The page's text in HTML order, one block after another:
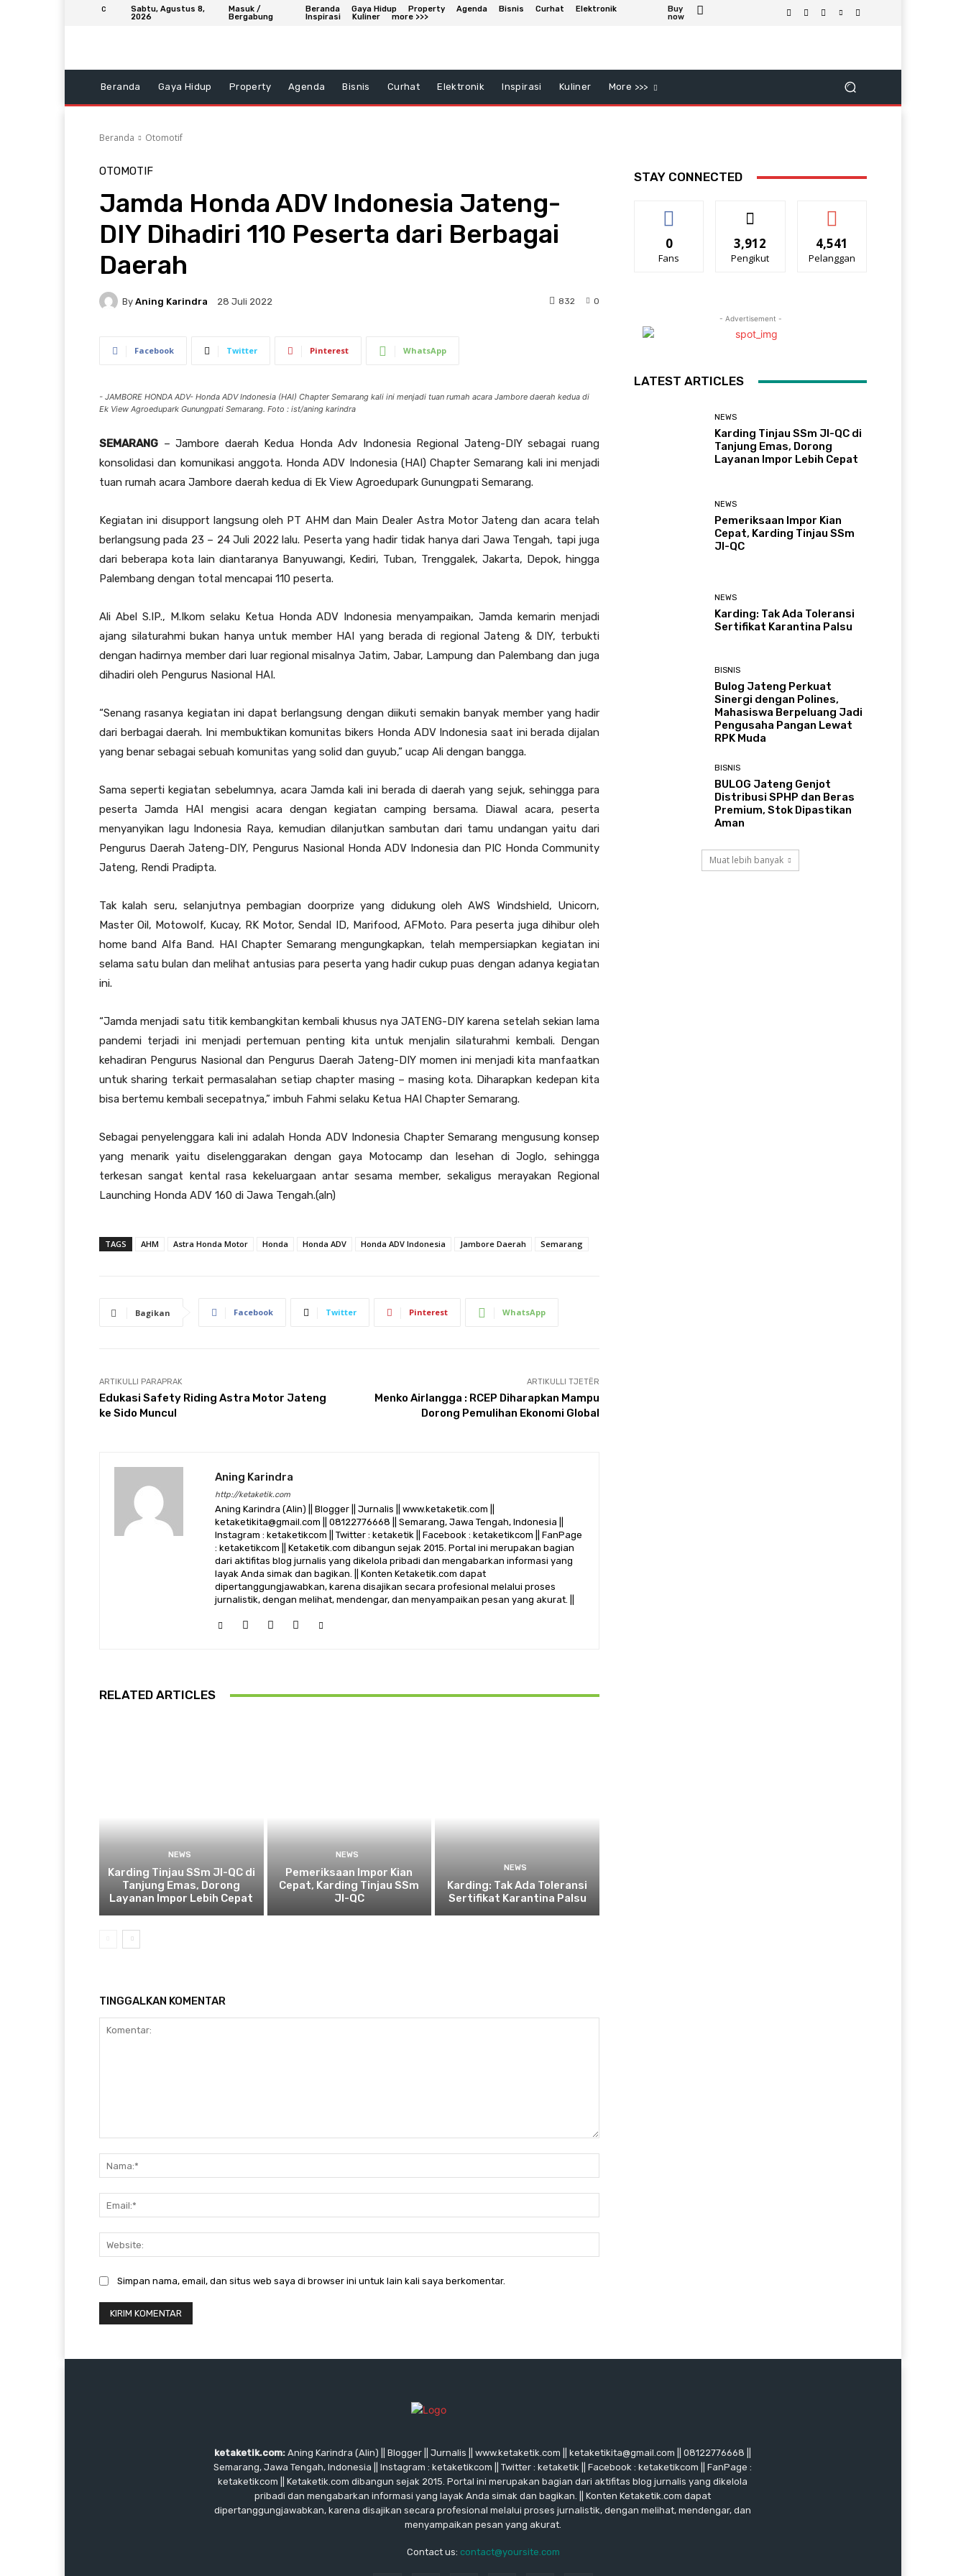
C
Sabtu, Agustus 8,
2026
Masuk /
Bergabung
Beranda Gaya Hidup Property Agenda Bisnis Curhat
Elektronik
Inspirasi
Kuliner more >>>
Buy
now
Beranda Gaya Hidup Property Agenda Bisnis Curhat Elektronik Inspirasi Kuliner More >>>
Beranda Otomotif
OTOMOTIF
Jamda Honda ADV Indonesia Jateng-
DIY Dihadiri 110 Peserta dari Berbagai
Daerah
By Aning Karindra 28 Juli 2022 0
832
Facebook Twitter Pinterest WhatsApp
- JAMBORE HONDA ADV- Honda ADV Indonesia (HAI) Chapter Semarang kali ini menjadi tuan rumah acara Jambore daerah kedua di
Ek View Agroedupark Gunungpati Semarang. Foto : ist/aning karindra
SEMARANG – Jambore daerah Kedua Honda Adv Indonesia Regional Jateng-DIY sebagai ruang
konsolidasi dan komunikasi anggota. Honda ADV Indonesia (HAI) Chapter Semarang kali ini menjadi
tuan rumah acara Jambore daerah kedua di Ek View Agroedupark Gunungpati Semarang.
Kegiatan ini disupport langsung oleh PT AHM dan Main Dealer Astra Motor Jateng dan acara telah
berlangsung pada 23 – 24 Juli 2022 lalu. Peserta yang hadir tidak hanya dari Jawa Tengah, tapi juga
dari beberapa kota lain diantaranya Banyuwangi, Kediri, Tuban, Trenggalek, Jakarta, Depok, hingga
Palembang dengan total mencapai 110 peserta.
Ali Abel S.IP., M.Ikom selaku Ketua Honda ADV Indonesia menyampaikan, Jamda kemarin menjadi
ajang silaturahmi bukan hanya untuk member HAI yang berada di regional Jateng & DIY, terbukti
dengan hadirnya member dari luar regional misalnya Jatim, Jabar, Lampung dan Palembang dan juga
dihadiri oleh Pengurus Nasional HAI.
“Senang rasanya kegiatan ini dapat berlangsung dengan diikuti semakin banyak member yang hadir
dari berbagai daerah. Ini membuktikan komunitas bikers Honda ADV Indonesia saat ini berada dijalan
yang benar sebagai sebuah komunitas yang solid dan guyub,” ucap Ali dengan bangga.
Sama seperti kegiatan sebelumnya, acara Jamda kali ini berada di daerah yang sejuk, sehingga para
peserta Jamda HAI mengisi acara dengan kegiatan camping bersama. Diawal acara, peserta
menyanyikan lagu Indonesia Raya, kemudian dilanjutkan sambutan dari tamu undangan yaitu dari
Pengurus Daerah Jateng-DIY, Pengurus Nasional Honda ADV Indonesia dan PIC Honda Community
Jateng, Rendi Pradipta.
Tak kalah seru, selanjutnya pembagian doorprize yang didukung oleh AWS Windshield, Unicorn,
Master Oil, Motowolf, Kucay, RK Motor, Sendal ID, Marifood, AFMoto. Para peserta juga dihibur oleh
home band Alfa Band. HAI Chapter Semarang mengungkapkan, telah mempersiapkan kegiatan ini
selama satu bulan dan melihat antusias para peserta yang hadir cukup puas dengan adanya kegiatan
ini.
“Jamda menjadi satu titik kembangkitan kembali khusus nya JATENG-DIY karena setelah sekian lama
pandemi terjadi ini menjadi pertemuan penting kita untuk menjalin silaturahmi kembali. Dengan
kehadiran Pengurus Nasional dan Pengurus Daerah Jateng-DIY momen ini menjadi kita manfaatkan
untuk sharing terkait permasalahan setiap chapter masing – masing kota. Diharapkan kedepan kita
bisa bertemu kembali secepatnya,” imbuh Fahmi selaku Ketua HAI Chapter Semarang.
Sebagai penyelenggara kali ini adalah Honda ADV Indonesia Chapter Semarang mengusung konsep
yang menarik yaitu diselenggarakan dengan gaya Motocamp dan lesehan di Joglo, sehingga
terkesan sangat kental rasa kekeluargaan antar sesama member, sekaligus merayakan Regional
Launching Honda ADV 160 di Jawa Tengah.(aln)
TAGS AHM Astra Honda Motor Honda Honda ADV Honda ADV Indonesia Jambore Daerah Semarang
Bagikan Facebook Twitter Pinterest WhatsApp
ARTIKULLI PARAPRAK
Edukasi Safety Riding Astra Motor Jateng
ke Sido Muncul
ARTIKULLI TJETËR
Menko Airlangga : RCEP Diharapkan Mampu
Dorong Pemulihan Ekonomi Global
Aning Karindra
http://ketaketik.com
Aning Karindra (Alin) || Blogger || Jurnalis || www.ketaketik.com ||
ketaketikita@gmail.com || 08122776668 || Semarang, Jawa Tengah, Indonesia ||
Instagram : ketaketikcom || Twitter : ketaketik || Facebook : ketaketikcom || FanPage
: ketaketikcom || Ketaketik.com dibangun sejak 2015. Portal ini merupakan bagian
dari aktifitas blog jurnalis yang dikelola pribadi dan mengabarkan informasi yang
layak Anda simak dan bagikan. || Konten Ketaketik.com dapat
dipertanggungjawabkan, karena disajikan secara profesional melalui proses
jurnalistik, dengan melihat, mendengar, dan menyampaikan pesan yang akurat. ||
RELATED ARTICLES
NEWS
Karding Tinjau SSm JI-QC di
Tanjung Emas, Dorong
Layanan Impor Lebih Cepat
NEWS
Pemeriksaan Impor Kian
Cepat, Karding Tinjau SSm
JI-QC
NEWS
Karding: Tak Ada Toleransi
Sertifikat Karantina Palsu
TINGGALKAN KOMENTAR
Simpan nama, email, dan situs web saya di browser ini untuk lain kali saya berkomentar.
STAY CONNECTED
0
Fans
3,912
Pengikut
4,541
Pelanggan
- Advertisement -
LATEST ARTICLES
NEWS
Karding Tinjau SSm JI-QC di
Tanjung Emas, Dorong
Layanan Impor Lebih Cepat
NEWS
Pemeriksaan Impor Kian
Cepat, Karding Tinjau SSm
JI-QC
NEWS
Karding: Tak Ada Toleransi
Sertifikat Karantina Palsu
BISNIS
Bulog Jateng Perkuat
Sinergi dengan Polines,
Mahasiswa Berpeluang Jadi
Pengusaha Pangan Lewat
RPK Muda
BISNIS
BULOG Jateng Genjot
Distribusi SPHP dan Beras
Premium, Stok Dipastikan
Aman
Muat lebih banyak
ketaketik.com: Aning Karindra (Alin) || Blogger || Jurnalis || www.ketaketik.com || ketaketikita@gmail.com || 08122776668 ||
Semarang, Jawa Tengah, Indonesia || Instagram : ketaketikcom || Twitter : ketaketik || Facebook : ketaketikcom || FanPage :
ketaketikcom || Ketaketik.com dibangun sejak 2015. Portal ini merupakan bagian dari aktifitas blog jurnalis yang dikelola
pribadi dan mengabarkan informasi yang layak Anda simak dan bagikan. || Konten Ketaketik.com dapat
dipertanggungjawabkan, karena disajikan secara profesional melalui proses jurnalistik, dengan melihat, mendengar, dan
menyampaikan pesan yang akurat.
Contact us: contact@yoursite.com